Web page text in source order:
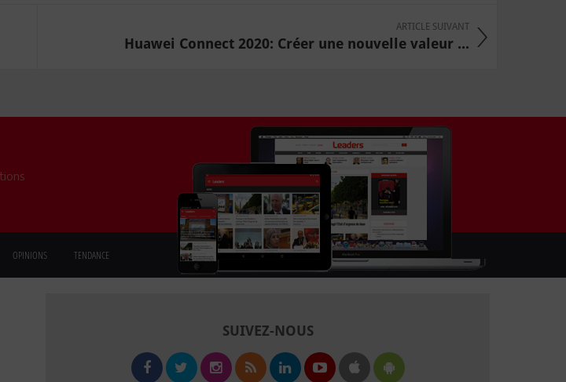
ARTICLE SUIVANT
Huawei Connect 2020: Créer une nouvelle valeur ...
OPINIONS TENDANCE
SUIVEZ-NOUS